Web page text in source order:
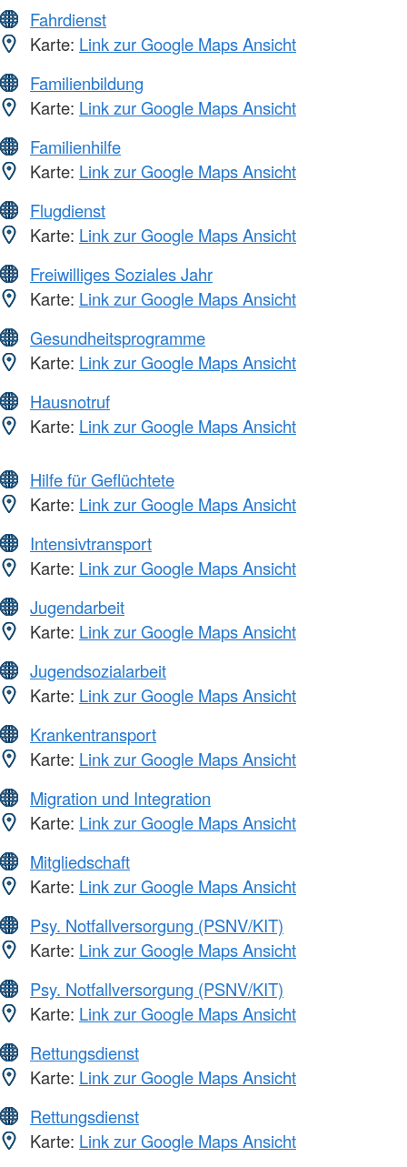
Fahrdienst
Karte: Link zur Google Maps Ansicht
Familienbildung
Karte: Link zur Google Maps Ansicht
Familienhilfe
Karte: Link zur Google Maps Ansicht
Flugdienst
Karte: Link zur Google Maps Ansicht
Freiwilliges Soziales Jahr
Karte: Link zur Google Maps Ansicht
Gesundheitsprogramme
Karte: Link zur Google Maps Ansicht
Hausnotruf
Karte: Link zur Google Maps Ansicht
Hilfe für Geflüchtete
Karte: Link zur Google Maps Ansicht
Intensivtransport
Karte: Link zur Google Maps Ansicht
Jugendarbeit
Karte: Link zur Google Maps Ansicht
Jugendsozialarbeit
Karte: Link zur Google Maps Ansicht
Krankentransport
Karte: Link zur Google Maps Ansicht
Migration und Integration
Karte: Link zur Google Maps Ansicht
Mitgliedschaft
Karte: Link zur Google Maps Ansicht
Psy. Notfallversorgung (PSNV/KIT)
Karte: Link zur Google Maps Ansicht
Psy. Notfallversorgung (PSNV/KIT)
Karte: Link zur Google Maps Ansicht
Rettungsdienst
Karte: Link zur Google Maps Ansicht
Rettungsdienst
Karte: Link zur Google Maps Ansicht